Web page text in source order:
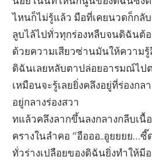
ไหนก็ไม่รู้แล้ว มือที่เคยนวดก็กลั
ลูบไล้ไปทั่วทุกร่องหลืบจนดิฉันต้
ด้วยความเสียวซ่านมันให้ความ
ดิฉันเลยหลับตาปล่อยอารมณ์ไป
เหมือนจะรู้เลยยิ่งคลึงอยู่ที่ร่องก
อยู่กลางร่องสวา
ทแล้วคลึงลากขึ้นลงกลางกลีบเนื้
ครางในลำคอ “อือออ..อูยยยย…
ทั่วร่างเปลือยของดิฉันยิ่งทำให้